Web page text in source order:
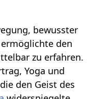
bewusster
den
zu erfahren.
Yoga und
den Geist des